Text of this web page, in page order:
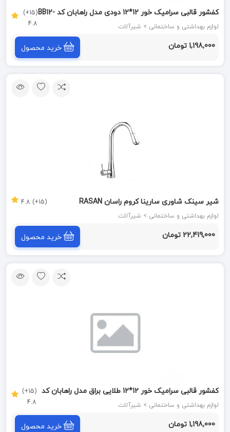
کفشور قالبی سرامیک خور 12*12 دودی مدل راهابان کد BB12-
D سارانیک SARANIC
لوازم بهداشتی و ساختمانی > شیرآلات
(15+)
4.8
1,198,000 تومان خرید محصول
شیر سینک شاوری سارینا کروم راسان RASAN
لوازم بهداشتی و ساختمانی > شیرآلات
(15+) 4.8
22,419,000 تومان خرید محصول
کفشور قالبی سرامیک خور 12*12 طلایی براق مدل راهابان کد
BB12-G سارانیک SARANIC
لوازم بهداشتی و ساختمانی > شیرآلات
(15+)
4.8
1,198,000 تومان خرید محصول